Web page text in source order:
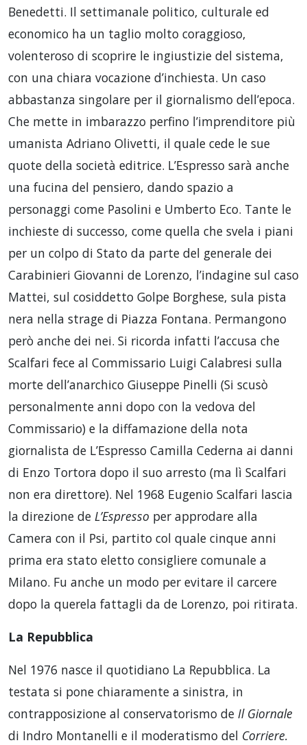
Benedetti. Il settimanale politico, culturale ed
economico ha un taglio molto coraggioso,
volenteroso di scoprire le ingiustizie del sistema,
con una chiara vocazione d’inchiesta. Un caso
abbastanza singolare per il giornalismo dell’epoca.
Che mette in imbarazzo perfino l’imprenditore più
umanista Adriano Olivetti, il quale cede le sue
quote della società editrice. L’Espresso sarà anche
una fucina del pensiero, dando spazio a
personaggi come Pasolini e Umberto Eco. Tante le
inchieste di successo, come quella che svela i piani
per un colpo di Stato da parte del generale dei
Carabinieri Giovanni de Lorenzo, l’indagine sul caso
Mattei, sul cosiddetto Golpe Borghese, sula pista
nera nella strage di Piazza Fontana. Permangono
però anche dei nei. Si ricorda infatti l’accusa che
Scalfari fece al Commissario Luigi Calabresi sulla
morte dell’anarchico Giuseppe Pinelli (Si scusò
personalmente anni dopo con la vedova del
Commissario) e la diffamazione della nota
giornalista de L’Espresso Camilla Cederna ai danni
di Enzo Tortora dopo il suo arresto (ma lì Scalfari
non era direttore). Nel 1968 Eugenio Scalfari lascia
la direzione de L’Espresso per approdare alla
Camera con il Psi, partito col quale cinque anni
prima era stato eletto consigliere comunale a
Milano. Fu anche un modo per evitare il carcere
dopo la querela fattagli da de Lorenzo, poi ritirata.
La Repubblica
Nel 1976 nasce il quotidiano La Repubblica. La
testata si pone chiaramente a sinistra, in
contrapposizione al conservatorismo de Il Giornale
di Indro Montanelli e il moderatismo del Corriere.